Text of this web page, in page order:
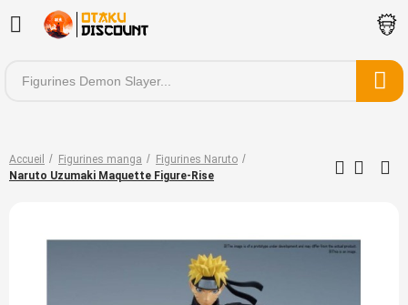
Accueil Figurines manga
Figurines Naruto
Naruto Uzumaki Maquette Figure-Rise